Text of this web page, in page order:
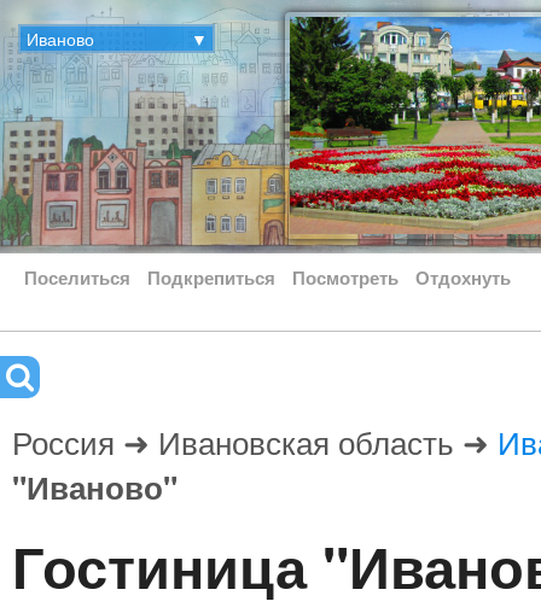
Иваново ▼
Поселиться Подкрепиться Посмотреть Отдохнуть
Россия ➜ Ивановская область ➜
"Иваново"
Гостиница